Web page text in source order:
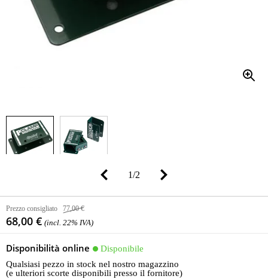
1/2
Prezzo consigliato 77,00 €
68,00 € (incl. 22% IVA)
Disponibilità online
Disponibile
Qualsiasi pezzo in stock nel nostro magazzino
(e ulteriori scorte disponibili presso il fornitore)